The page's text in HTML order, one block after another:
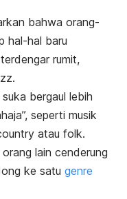
bahwa orang-
hal-hal baru
rumit,
.
bergaul lebih
seperti musik
atau folk.
lain cenderung
ke satu genre